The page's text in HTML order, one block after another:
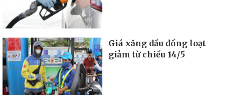
Giá xăng dầu đồng loạt
giảm từ chiều 14/5